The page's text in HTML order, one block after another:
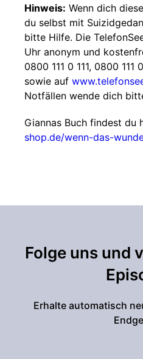
Hinweis: Wenn dich
du selbst mit
bitte Hilfe. Die
Uhr anonym und
0800 111 0 111, 0800 111
sowie auf
Notfällen wende dich
Giannas Buch findest du
shop.de/wenn-das-
Folge uns und
Erhalte automatisch